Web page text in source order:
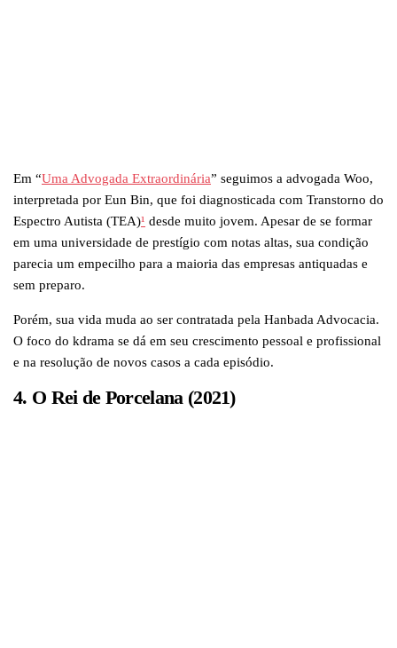
Em “Uma Advogada Extraordinária” seguimos a advogada Woo,
interpretada por Eun Bin, que foi diagnosticada com Transtorno do
Espectro Autista (TEA)¹ desde muito jovem. Apesar de se formar
em uma universidade de prestígio com notas altas, sua condição
parecia um empecilho para a maioria das empresas antiquadas e
sem preparo.
Porém, sua vida muda ao ser contratada pela Hanbada Advocacia.
O foco do kdrama se dá em seu crescimento pessoal e profissional
e na resolução de novos casos a cada episódio.
4. O Rei de Porcelana (2021)